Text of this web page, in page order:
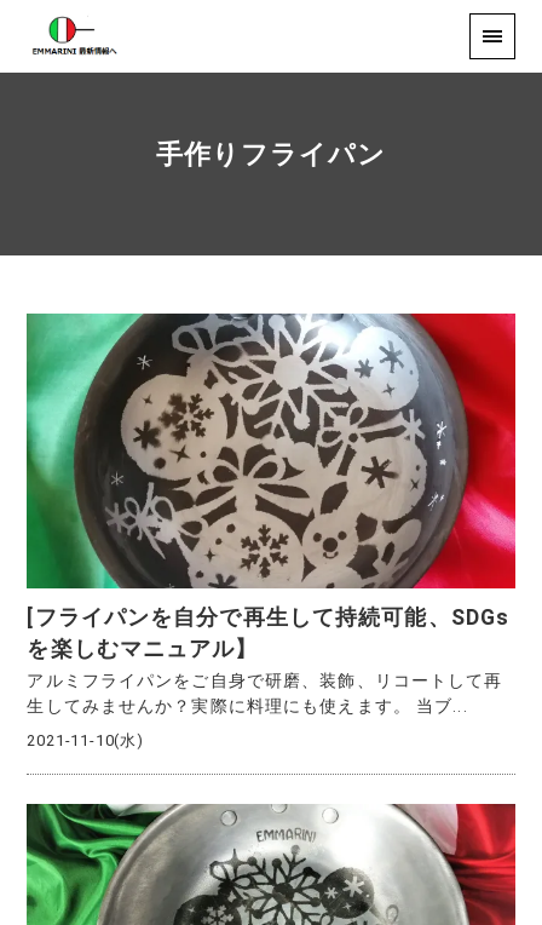
手作りフライパン
[フライパンを自分で再生して持続可能、SDGs
を楽しむマニュアル】
アルミフライパンをご自身で研磨、装飾、リコートして再
生してみませんか？実際に料理にも使えます。 当ブ...
2021-11-10(水)